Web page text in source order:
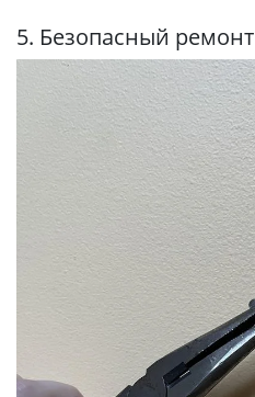
5. Безопасный ремонт